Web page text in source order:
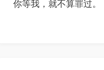
你等我，就不算罪过。